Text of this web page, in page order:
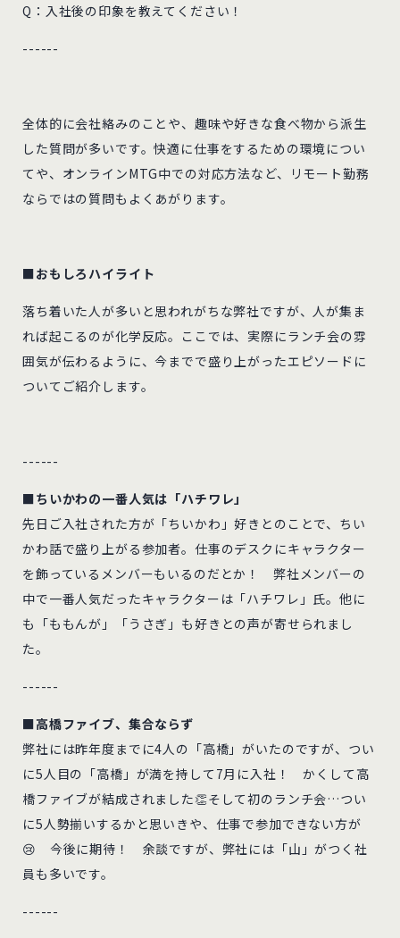
Q：入社後の印象を教えてください！
------
全体的に会社絡みのことや、趣味や好きな食べ物から派生
した質問が多いです。快適に仕事をするための環境につい
てや、オンラインMTG中での対応方法など、リモート勤務
ならではの質問もよくあがります。
■おもしろハイライト
落ち着いた人が多いと思われがちな弊社ですが、人が集ま
れば起こるのが化学反応。ここでは、実際にランチ会の雰
囲気が伝わるように、今までで盛り上がったエピソードに
ついてご紹介します。
------
■ちいかわの一番人気は「ハチワレ」
先日ご入社された方が「ちいかわ」好きとのことで、ちい
かわ話で盛り上がる参加者。仕事のデスクにキャラクター
を飾っているメンバーもいるのだとか！ 弊社メンバーの
中で一番人気だったキャラクターは「ハチワレ」氏。他に
も「ももんが」「うさぎ」も好きとの声が寄せられまし
た。
------
■高橋ファイブ、集合ならず
弊社には昨年度までに4人の「高橋」がいたのですが、つい
に5人目の「高橋」が満を持して7月に入社！ かくして高
橋ファイブが結成されました👏そして初のランチ会…つい
に5人勢揃いするかと思いきや、仕事で参加できない方が
😢 今後に期待！ 余談ですが、弊社には「山」がつく社
員も多いです。
------